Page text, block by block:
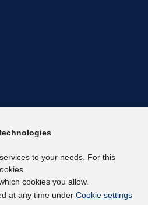
to your needs. For this
cookies you allow.
at any time under Cookie settings